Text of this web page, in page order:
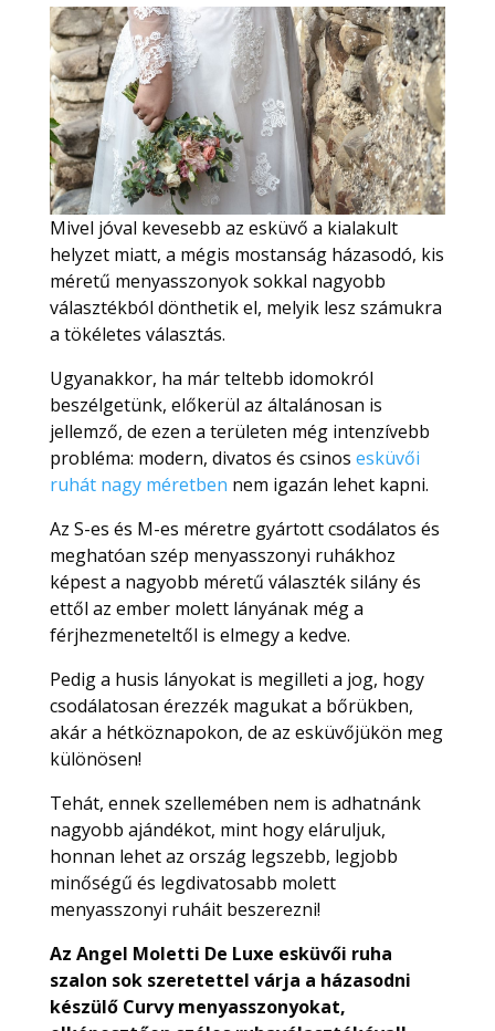
Mivel jóval kevesebb az esküvő a kialakult
helyzet miatt, a mégis mostanság házasodó, kis
méretű menyasszonyok sokkal nagyobb
választékból dönthetik el, melyik lesz számukra
a tökéletes választás.
Ugyanakkor, ha már teltebb idomokról
beszélgetünk, előkerül az általánosan is
jellemző, de ezen a területen még intenzívebb
probléma: modern, divatos és csinos esküvői
ruhát nagy méretben nem igazán lehet kapni.
Az S-es és M-es méretre gyártott csodálatos és
meghatóan szép menyasszonyi ruhákhoz
képest a nagyobb méretű választék silány és
ettől az ember molett lányának még a
férjhezmeneteltől is elmegy a kedve.
Pedig a husis lányokat is megilleti a jog, hogy
csodálatosan érezzék magukat a bőrükben,
akár a hétköznapokon, de az esküvőjükön meg
különösen!
Tehát, ennek szellemében nem is adhatnánk
nagyobb ajándékot, mint hogy eláruljuk,
honnan lehet az ország legszebb, legjobb
minőségű és legdivatosabb molett
menyasszonyi ruháit beszerezni!
Az Angel Moletti De Luxe esküvői ruha
szalon sok szeretettel várja a házasodni
készülő Curvy menyasszonyokat,